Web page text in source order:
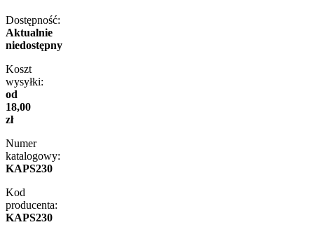
Dostępność:
Aktualnie
niedostępny
Koszt
wysyłki:
od
18,00
zł
Numer
katalogowy:
KAPS230
Kod
producenta:
KAPS230